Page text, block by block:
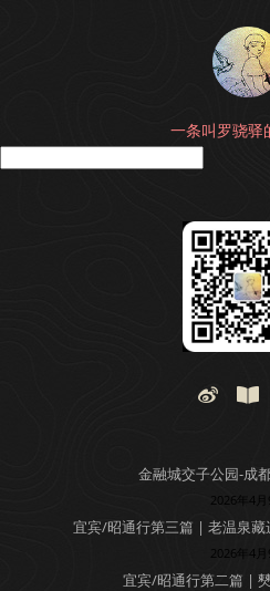
一条叫罗骁驿
金融城交子公园-成
2026年4月9
宜宾/昭通行第三篇 | 老温泉
2026年4月9
宜宾/昭通行第二篇 |